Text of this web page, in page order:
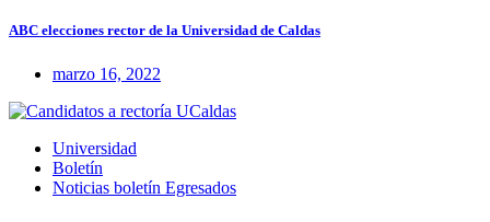
ABC elecciones rector de la Universidad de Caldas
marzo 16, 2022
Universidad
Boletín
Noticias boletín Egresados